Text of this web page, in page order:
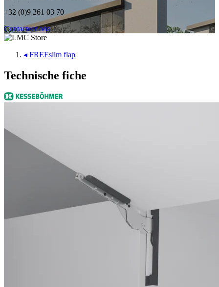
+32 (0)9 261 03 70
Contacteer ons
◂ FREEslim flap
Technische fiche